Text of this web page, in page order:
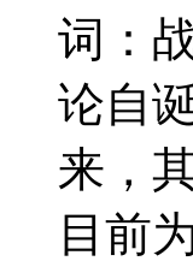
词：
论自
来，
目前